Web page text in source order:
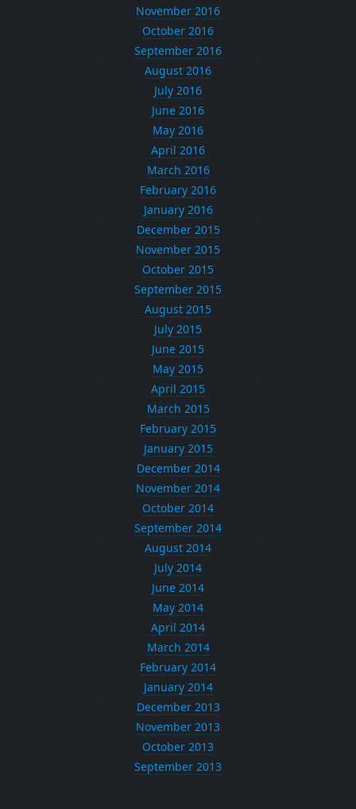
November 2016
October 2016
September 2016
August 2016
July 2016
June 2016
May 2016
April 2016
March 2016
February 2016
January 2016
December 2015
November 2015
October 2015
September 2015
August 2015
July 2015
June 2015
May 2015
April 2015
March 2015
February 2015
January 2015
December 2014
November 2014
October 2014
September 2014
August 2014
July 2014
June 2014
May 2014
April 2014
March 2014
February 2014
January 2014
December 2013
November 2013
October 2013
September 2013